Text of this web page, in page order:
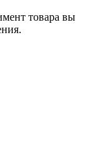
товара вы